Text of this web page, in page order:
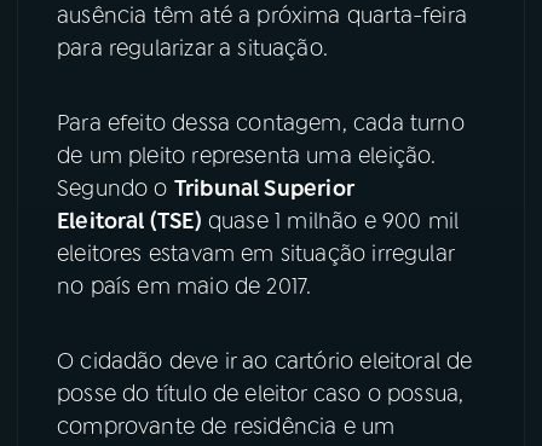
08FESTIVAL DE MÚSICA
YouTube Facebook
Instagram X
TikTok
ausência têm até a próxima quarta-feira
para regularizar a situação.
Para efeito dessa contagem, cada turno
de um pleito representa uma eleição.
Segundo o Tribunal Superior
Eleitoral (TSE) quase 1 milhão e 900 mil
eleitores estavam em situação irregular
no país em maio de 2017.
O cidadão deve ir ao cartório eleitoral de
posse do título de eleitor caso o possua,
comprovante de residência e um